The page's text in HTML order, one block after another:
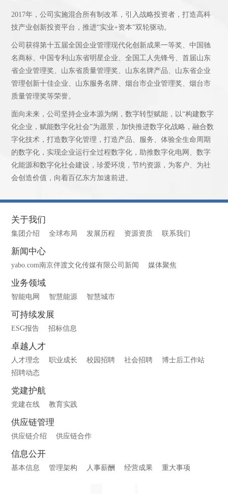
2017年，公司实施混合所有制改革，引入战略投资者，打造高科
技产业创新投资平台，推进“实业+资本”双轮驱动。
公司获得第十五届全国企业管理现代化创新成果一等奖、中国驰
名商标、中国专利山东省明星企业、全国工人先锋号、首届山东
省企业管理奖、山东省质量管理奖、山东名牌产品、山东省企业
管理创新十佳企业、山东服务名牌、烟台市企业管理奖、烟台市
质量管理奖等荣誉。
面向未来，公司坚持企业本源为纲，数字转型赋能，以“构建数字
化企业，赋能数字化社会”为愿景，加快推进数字化战略，融合数
字化技术，打造数字化管理，打造产品、服务、体验全生命周期
的数字化，实现企业运行全过程数字化，助推数字化电网、数字
化能源和数字化社会建设，珍爱环境，节约资源，为客户、为社
会创造价值，向着百亿东方加速前进。
关于我们
集团介绍 全球布局 发展历程 资源资质 联系我们
新闻中心
yabo.com南京伴渡文化传媒有限公司新闻 媒体聚焦
业务领域
智能电网 智慧能源 智慧城市
可持续发展
ESG报告 招标信息
卓越人才
人才理念 职业成长 校园招聘 社会招聘
博士后工作站
招聘动态
党建护航
党建在线 教育实践
供应链管理
供应链介绍 供应链合作
信息公开
基本信息 管理架构 人事薪酬 经营成果 重大事项